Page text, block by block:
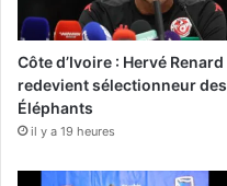
Côte d’Ivoire : Hervé Renard
redevient sélectionneur des
Éléphants
il y a 19 heures